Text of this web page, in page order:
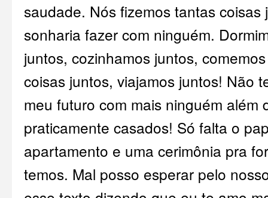
saudade. Nós fizemos tantas
sonharia fazer com ninguém.
juntos, cozinhamos juntos,
coisas juntos, viajamos juntos! Não
meu futuro com mais ninguém além
praticamente casados! Só falta o
apartamento e uma cerimônia pra
temos. Mal posso esperar pelo